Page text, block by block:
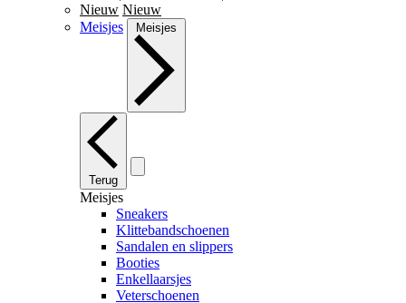
Nieuw Nieuw
Meisjes
Meisjes
Terug
Meisjes
Sneakers
Klittebandschoenen
Sandalen en slippers
Booties
Enkellaarsjes
Veterschoenen